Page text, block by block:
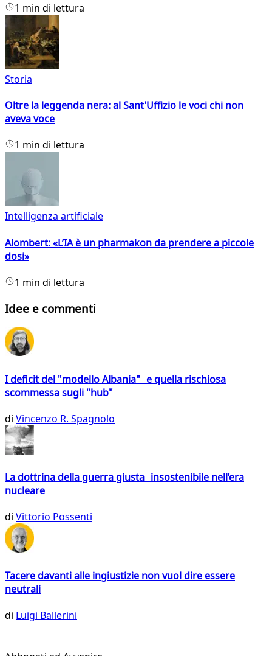
1 min di lettura
Storia
Oltre la leggenda nera: al Sant'Uffizio le voci chi non
aveva voce
1 min di lettura
Intelligenza artificiale
Alombert: «L’IA è un pharmakon da prendere a piccole
dosi»
1 min di lettura
Idee e commenti
I deficit del "modello Albania" e quella rischiosa
scommessa sugli "hub"
di Vincenzo R. Spagnolo
La dottrina della guerra giusta insostenibile nell’era
nucleare
di Vittorio Possenti
Tacere davanti alle ingiustizie non vuol dire essere
neutrali
di Luigi Ballerini